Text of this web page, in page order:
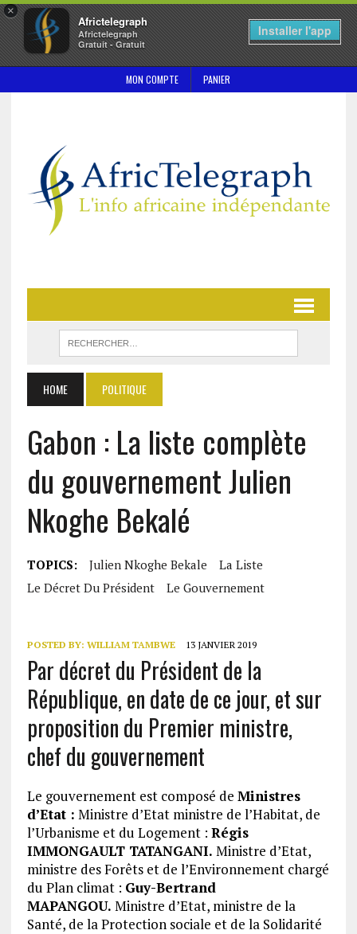
×
Africtelegraph
Africtelegraph
Gratuit - Gratuit
Installer l'app
MON COMPTE PANIER
HOME POLITIQUE
Gabon : La liste complète
du gouvernement Julien
Nkoghe Bekalé
TOPICS: Julien Nkoghe Bekale
La Liste
Le Décret Du Président
Le Gouvernement
POSTED BY: WILLIAM TAMBWE 13 JANVIER 2019
Par décret du Président de la
République, en date de ce jour, et sur
proposition du Premier ministre,
chef du gouvernement
Le gouvernement est composé de Ministres
d’Etat : Ministre d’Etat ministre de l’Habitat, de
l’Urbanisme et du Logement : Régis
IMMONGAULT TATANGANI. Ministre d’Etat,
ministre des Forêts et de l’Environnement chargé
du Plan climat : Guy-Bertrand
MAPANGOU. Ministre d’Etat, ministre de la
Santé, de la Protection sociale et de la Solidarité